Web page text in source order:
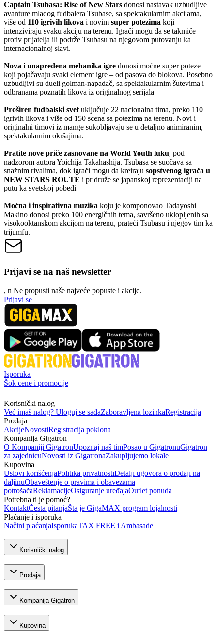
Captain Tsubasa: Rise of New Stars donosi nastavak uzbudljive
avanture mladog fudbalera Tsubase, sa spektakularnim akcijama,
više od 110 igrivih likova i novim super potezima koji
intenziviraju svaku akciju na terenu. Igrači mogu da se takmiče
protiv prijatelja ili podrže Tsubasu na njegovom putovanju ka
internacionalnoj slavi.
Nova i unapređena mehanika igre donosi moćne super poteze
koji pojačavaju svaki element igre – od pasova do blokova. Posebno
uzbudljivi su dueli golman-napadač, sa spektakularnim šutevima i
odbranama poznatih likova iz originalnog serijala.
Proširen fudbalski svet uključuje 22 nacionalna tima, preko 110
igrivih likova i više od 150 scena sa potezima na terenu. Novi i
originalni timovi iz mange sukobljavaju se u detaljno animiranim,
spektakularnim okršajima.
Pratite nove priče zasnovane na World Youth luku, pod
nadzorom autora Yoichija Takahashija. Tsubasa se suočava sa
snažnim rivalima, dok igrači mogu da kreiraju sopstvenog igrača u
NEW STARS ROUTE i pridruže se japanskoj reprezentaciji na
putu ka svetskoj pobedi.
Moćna i inspirativna muzika koju je komponovao Tadayoshi
Makino donosi preko 100 energičnih tema, savršeno uklopljenih sa
visokooktanskom akcijom na terenu, prateći Tsubasu i njegov tim ka
trijumfu.
Prijavi se na naš newsletter
, n Ne propusti naše najveće popuste i akcije.
Prijavi se
Isporuka
Šok cene i promocije
Korisnički nalog
Već imaš nalog? Uloguj se sadaZaboravljena lozinkaRegistracija
Prodaja
AkcijeNovostiRegistracija poklona
Kompanija Gigatron
O Kompaniji GigatronUpoznaj naš timPosao u GigatronuGigatron
za zajednicuNovosti iz GigatronaZakupljujemo lokale
Kupovina
Uslovi korišćenjaPolitika privatnostiDetalji ugovora o prodaji na
daljinuObaveštenje o pravima i obavezama
potrošačaReklamacijeOsiguranje uređajaOutlet ponuda
Potrebna ti je pomoć?
KontaktČesta pitanjaŠta je GigaMAX program lojalnosti
Plaćanje i isporuka
Načini plaćanjaIsporukaTAX FREE i Ambasade
Korisnički nalog
Prodaja
Kompanija Gigatron
Kupovina